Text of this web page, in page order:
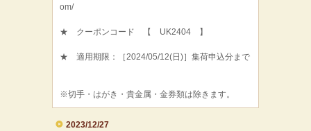
om/
★ クーポンコード 【 UK2404 】
★ 適用期限：［2024/05/12(日)］集荷申込分まで
※切手・はがき・貴金属・金券類は除きます。
2023/12/27